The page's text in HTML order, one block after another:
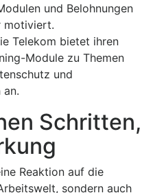
und Belohnungen
motiviert.
Telekom bietet ihren
Module zu Themen
und
an.
Schritten,
Reaktion auf die
sondern auch